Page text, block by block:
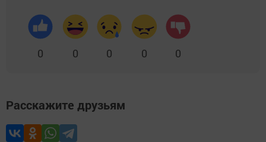
0 0 0 0 0
Расскажите друзьям